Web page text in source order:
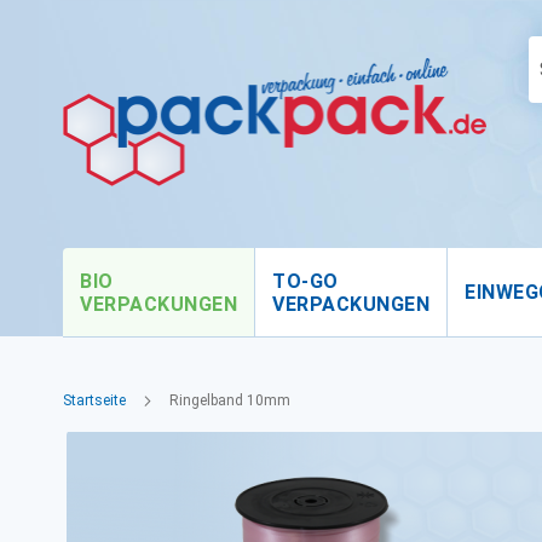
BIO
VERPACKUNGEN
TO-GO
VERPACKUNGEN
Startseite Ringelband 10mm